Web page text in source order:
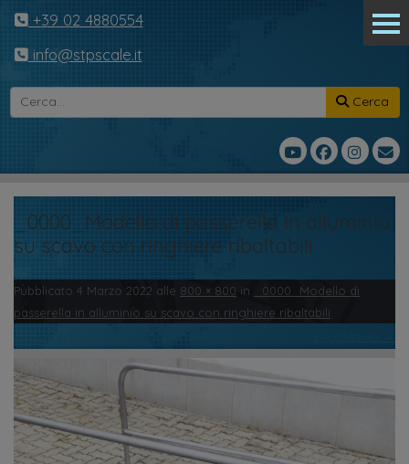
+39 02 4880554
info@stpscale.it
Cerca
_0000_Modello di passerella in alluminio
su scavo con ringhiere ribaltabili
Pubblicato 4 Marzo 2022 alle 800 × 800 in
_0000_Modello di
passerella in alluminio su scavo con ringhiere ribaltabili